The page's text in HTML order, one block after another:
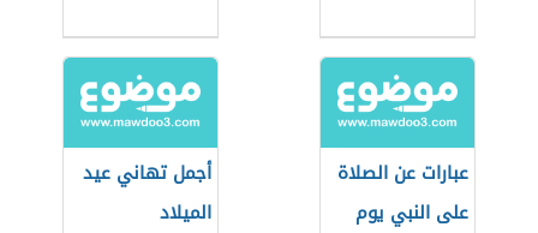
عبارات عن الصلاة
على النبي يوم
أجمل تهاني عيد
الميلاد